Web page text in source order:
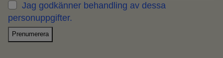
Jag godkänner behandling av dessa
personuppgifter.
Prenumerera